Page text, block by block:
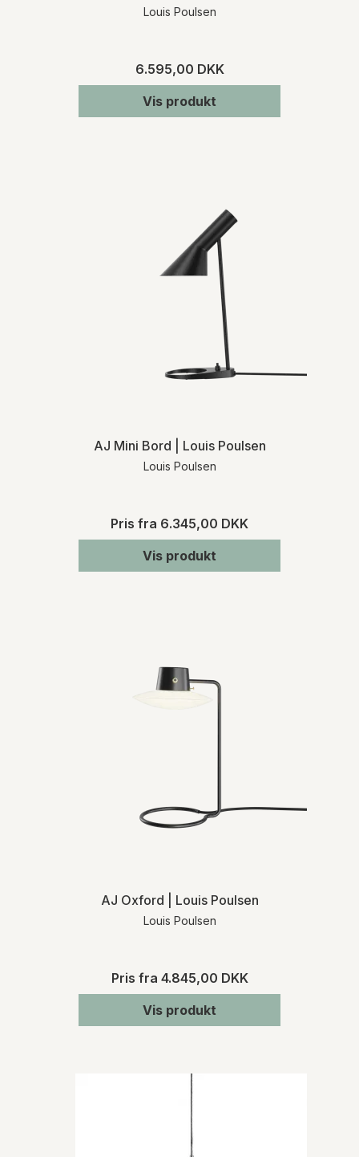
Louis Poulsen
6.595,00 DKK
Vis produkt
AJ Mini Bord | Louis Poulsen
Louis Poulsen
Pris fra 6.345,00 DKK
Vis produkt
AJ Oxford | Louis Poulsen
Louis Poulsen
Pris fra 4.845,00 DKK
Vis produkt